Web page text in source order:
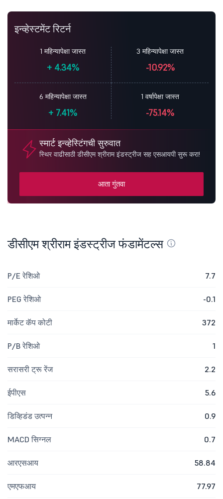
इन्व्हेस्टमेंट रिटर्न
1 महिन्यापेक्षा जास्त
+4.34%
3 महिन्यापेक्षा जास्त
-10.92%
6 महिन्यापेक्षा जास्त
+ 7.41%
1 वर्षापेक्षा जास्त
-75.14%
स्मार्ट इन्व्हेस्टिंगची सुरुवात
स्थिर वाढीसाठी डीसीएम श्रीराम इंडस्ट्रीज सह एसआयपी सुरू करा!
आता गुंतवा
डीसीएम श्रीराम इंडस्ट्रीज फंडामेंटल्स
P/E रेशिओ 7.7
PEG रेशिओ -0.1
मार्केट कॅप कोटी 372
P/B रेशिओ 1
सरासरी ट्रू रेंज 2.2
ईपीएस 5.6
डिव्हिडंड उत्पन्न 0.9
MACD सिग्नल 0.7
आरएसआय 58.84
एमएफआय 77.97